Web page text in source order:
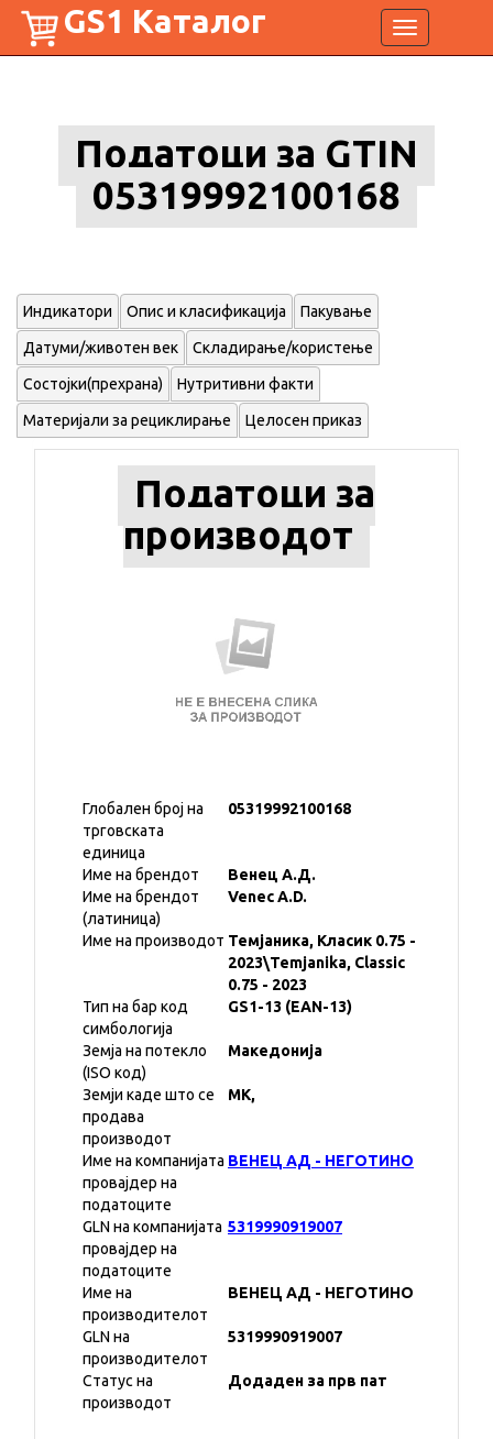
Toggle
navigation
GS1 Каталог
Податоци за GTIN
05319992100168
Индикатори Опис и класификација Пакување
Датуми/животен век Складирање/користење
Состојки(прехрана) Нутритивни факти
Материјали за рециклирање Целосен приказ
Податоци за
производот
Глобален број на
трговската
единица
05319992100168
Име на брендот
Венец А.Д.
Име на брендот
(латиница)
Venec A.D.
Име на производот Темјаника, Класик 0.75 -
2023\Temjanika, Classic
0.75 - 2023
Тип на бар код
симбологија
GS1-13 (EAN-13)
Земја на потекло
(ISO код)
Македонија
Земји каде што се
продава
производот
MK,
Име на компанијата
провајдер на
податоците
ВЕНЕЦ АД - НЕГОТИНО
GLN на компанијата
провајдер на
податоците
5319990919007
Име на
производителот
ВЕНЕЦ АД - НЕГОТИНО
GLN на
производителот
5319990919007
Статус на
производот
Додаден за прв пат